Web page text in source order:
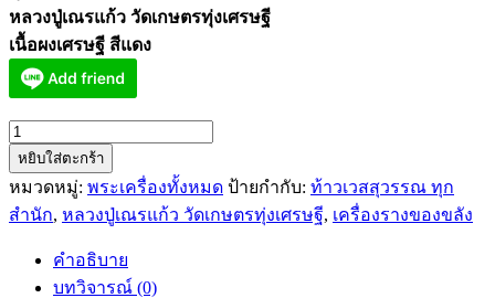
หลวงปู่เณรแก้ว วัดเกษตรทุ่งเศรษฐี
เนื้อผงเศรษฐี สีแดง
จำนวน
กุเวร
น้อย
ร้อย
หยิบใส่ตะกร้า
หมวดหมู่: พระเครื่องทั้งหมด ป้ายกำกับ: ท้าวเวสสุวรรณ ทุก
สำนัก, หลวงปู่เณรแก้ว วัดเกษตรทุ่งเศรษฐี, เครื่องรางของขลัง
คำอธิบาย
บทวิจารณ์ (0)